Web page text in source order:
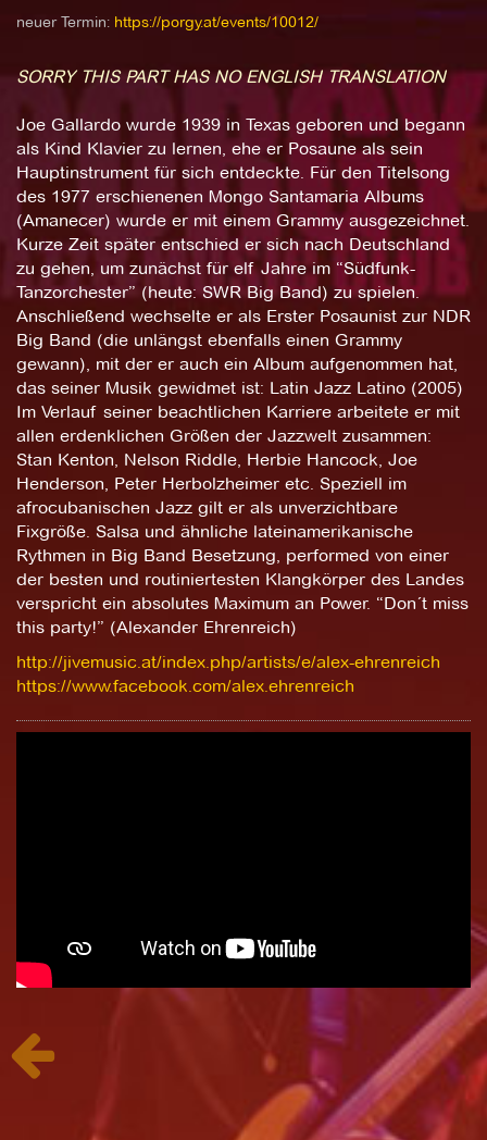
neuer Termin: https://porgy.at/events/10012/
SORRY THIS PART HAS NO ENGLISH TRANSLATION
Joe Gallardo wurde 1939 in Texas geboren und begann
als Kind Klavier zu lernen, ehe er Posaune als sein
Hauptinstrument für sich entdeckte. Für den Titelsong
des 1977 erschienenen Mongo Santamaria Albums
(Amanecer) wurde er mit einem Grammy ausgezeichnet.
Kurze Zeit später entschied er sich nach Deutschland
zu gehen, um zunächst für elf Jahre im “Südfunk-
Tanzorchester” (heute: SWR Big Band) zu spielen.
Anschließend wechselte er als Erster Posaunist zur NDR
Big Band (die unlängst ebenfalls einen Grammy
gewann), mit der er auch ein Album aufgenommen hat,
das seiner Musik gewidmet ist: Latin Jazz Latino (2005)
Im Verlauf seiner beachtlichen Karriere arbeitete er mit
allen erdenklichen Größen der Jazzwelt zusammen:
Stan Kenton, Nelson Riddle, Herbie Hancock, Joe
Henderson, Peter Herbolzheimer etc. Speziell im
afrocubanischen Jazz gilt er als unverzichtbare
Fixgröße. Salsa und ähnliche lateinamerikanische
Rythmen in Big Band Besetzung, performed von einer
der besten und routiniertesten Klangkörper des Landes
verspricht ein absolutes Maximum an Power. “Don´t miss
this party!” (Alexander Ehrenreich)
http://jivemusic.at/index.php/artists/e/alex-ehrenreich
https://www.facebook.com/alex.ehrenreich